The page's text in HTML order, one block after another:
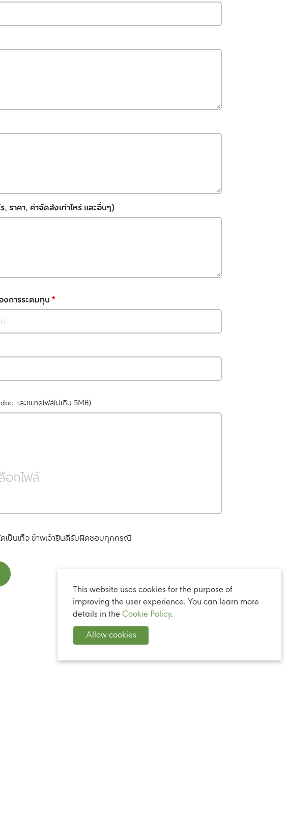
าคา, ค่าจัดส่งเท่าไหร่ และอื่นๆ)
การระดมทุน *
และขนาดไฟล์ไม่เกิน 5MB)
อกไฟล์
เป็นเท็จ ข้าพเจ้ายินดีรับผิดชอบทุกกรณี
This website uses cookies for the purpose of
improving the user experience. You can learn more
details in the Cookie Policy.
Allow cookies